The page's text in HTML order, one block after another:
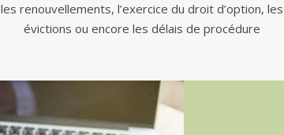
les renouvellements, l’exercice du droit d’option, les
évictions ou encore les délais de procédure